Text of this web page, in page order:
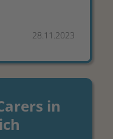
28.11.2023
in